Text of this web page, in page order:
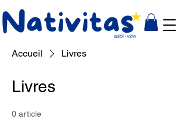
Accueil Livres
Livres
0 article